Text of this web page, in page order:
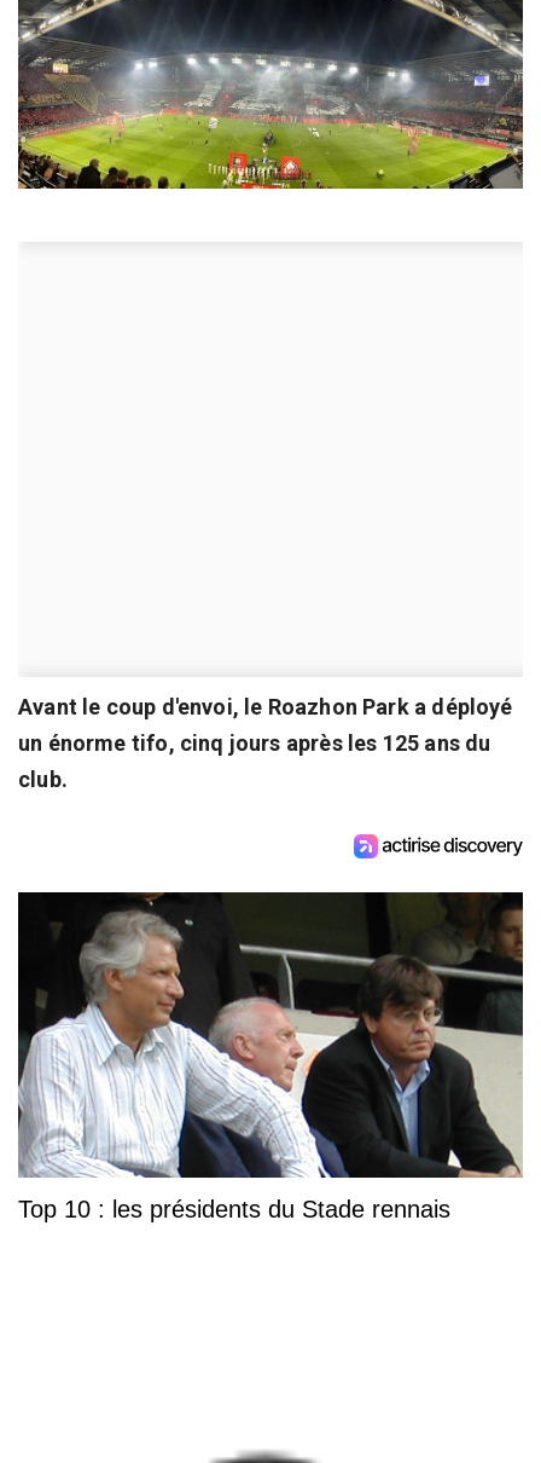
Avant le coup d'envoi, le Roazhon Park a déployé
un énorme tifo, cinq jours après les 125 ans du
club.
Top 10 : les présidents du Stade rennais